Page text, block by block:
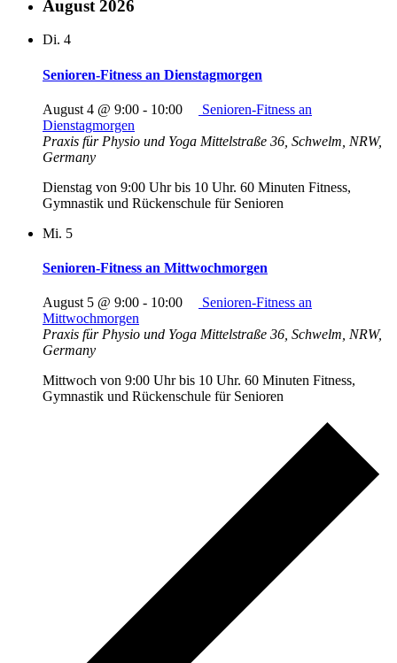
August 2026
Di. 4
Senioren-Fitness an Dienstagmorgen
August 4 @ 9:00 - 10:00
Senioren-Fitness an
Dienstagmorgen
Praxis für Physio und Yoga Mittelstraße 36, Schwelm, NRW,
Germany
Dienstag von 9:00 Uhr bis 10 Uhr. 60 Minuten Fitness,
Gymnastik und Rückenschule für Senioren
Mi. 5
Senioren-Fitness an Mittwochmorgen
August 5 @ 9:00 - 10:00
Senioren-Fitness an
Mittwochmorgen
Praxis für Physio und Yoga Mittelstraße 36, Schwelm, NRW,
Germany
Mittwoch von 9:00 Uhr bis 10 Uhr. 60 Minuten Fitness,
Gymnastik und Rückenschule für Senioren